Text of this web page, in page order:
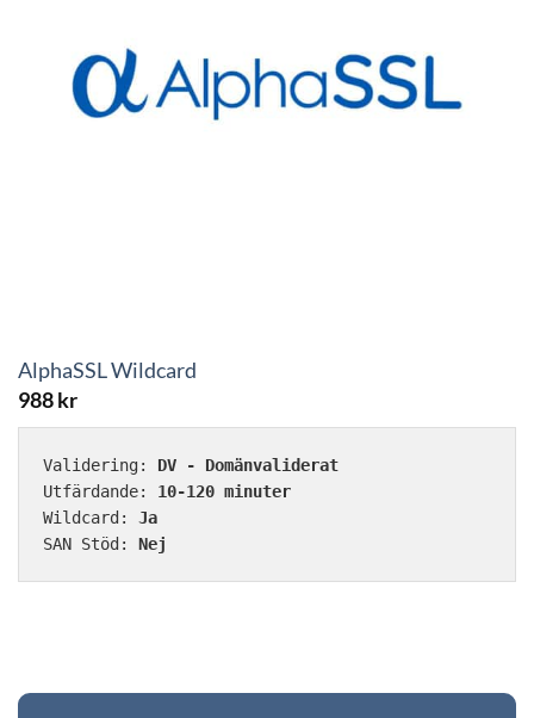
AlphaSSL Wildcard
988kr
Validering: DV - Domänvaliderat
Utfärdande: 10-120 minuter
Wildcard: Ja
SAN Stöd: Nej